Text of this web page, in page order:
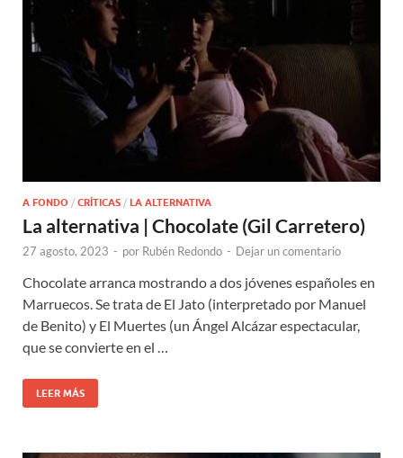
A FONDO / CRÍTICAS / LA ALTERNATIVA
La alternativa | Chocolate (Gil Carretero)
27 agosto, 2023 - por Rubén Redondo - Dejar un comentario
Chocolate arranca mostrando a dos jóvenes españoles en
Marruecos. Se trata de El Jato (interpretado por Manuel
de Benito) y El Muertes (un Ángel Alcázar espectacular,
que se convierte en el …
LEER MÁS